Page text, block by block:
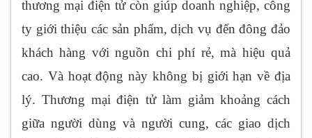
thương mại điện tử còn giúp doanh nghiệp, công
ty giới thiệu các sản phẩm, dịch vụ đến đông đảo
khách hàng với nguồn chi phí rẻ, mà hiệu quả
cao. Và hoạt động này không bị giới hạn về địa
lý. Thương mại điện tử làm giảm khoảng cách
giữa người dùng và người cung, các giao dịch